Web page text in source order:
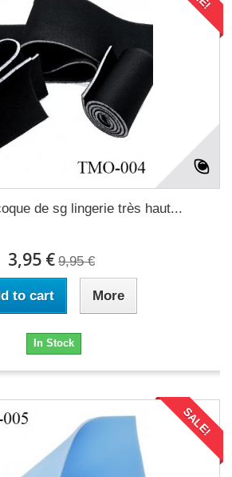
de sg lingerie très haut...
3,95 € 9,95 €
to cart More
In Stock
SALE!